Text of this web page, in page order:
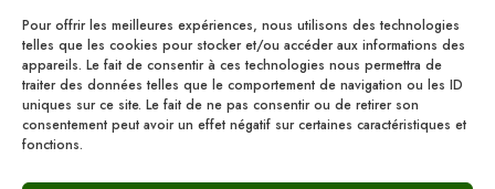
Pour offrir les meilleures expériences, nous utilisons des technologies
telles que les cookies pour stocker et/ou accéder aux informations des
appareils. Le fait de consentir à ces technologies nous permettra de
traiter des données telles que le comportement de navigation ou les ID
uniques sur ce site. Le fait de ne pas consentir ou de retirer son
consentement peut avoir un effet négatif sur certaines caractéristiques et
fonctions.

HEURES D'OUVERTURE
Du lundi au vendredi
10h00 – 16h00